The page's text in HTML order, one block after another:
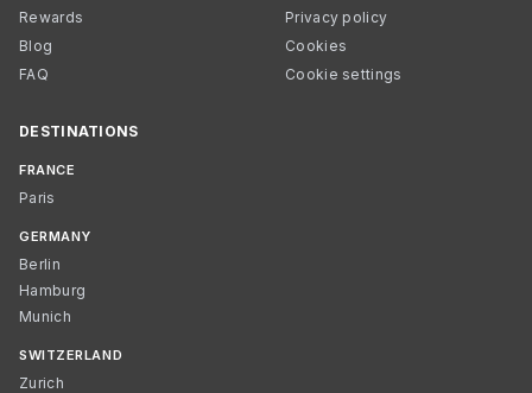
Rewards
Blog
FAQ
Privacy policy
Cookies
Cookie settings
DESTINATIONS
FRANCE
Paris
GERMANY
Berlin
Hamburg
Munich
SWITZERLAND
Zurich